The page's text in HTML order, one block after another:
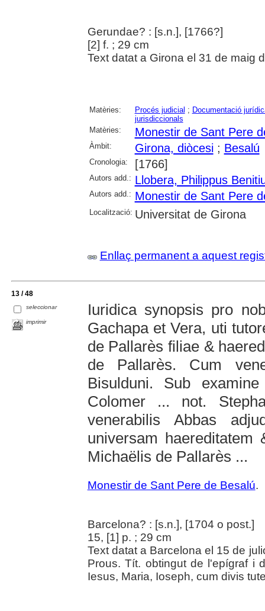
Gerundae? : [s.n.], [1766?]
[2] f. ; 29 cm
Text datat a Girona el 31 de maig
Matèries: Procés judicial ; Documentació
jurisdiccionals
Matèries:
Monestir de Sant Pere
Àmbit: Girona, diòcesi; Besalú
Cronologia: [1766]
Autors add.: Llobera, Philippus
Autors add.: Monestir de Sant Pere
Localització: Universitat de Girona
Enllaç permanent a aquest
13 / 48
seleccionar
imprimir
Iuridica synopsis pro
Gachapa et Vera, uti
de Pallarès filiae &
de Pallarès. Cum
Bisulduni. Sub
Colomer ... not.
venerabilis Abbas
universam
Michaëlis de Pallarès ...
Monestir de Sant Pere de Besalú.
Barcelona? : [s.n.], [1704 o post.]
15, [1] p. ; 29 cm
Text datat a Barcelona el 15 de
Prous. Tít. obtingut de l'epígraf i
Iesus, Maria, Ioseph, cum divis